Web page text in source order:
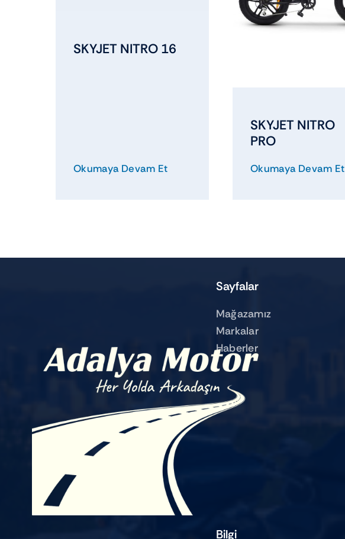
SKYJET NITRO 16
Okumaya Devam Et
SKYJET NITRO
PRO
Okumaya Devam Et
Sayfalar
Mağazamız
Markalar
Haberler
Bilgi